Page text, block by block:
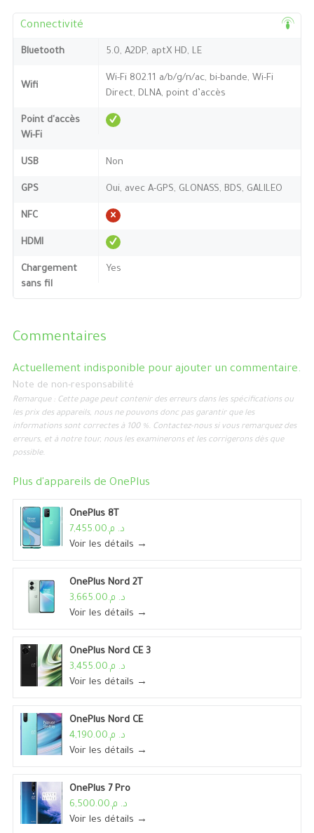
Connectivité
Bluetooth 5.0, A2DP, aptX HD, LE
Wifi
Wi-Fi 802.11 a/b/g/n/ac, bi-bande, Wi-Fi
Direct, DLNA, point d’accès
Point d'accès
Wi-Fi
USB Non
GPS Oui, avec A-GPS, GLONASS, BDS, GALILEO
NFC
HDMI
Chargement
sans fil
Yes
Commentaires
Actuellement indisponible pour ajouter un commentaire.
Note de non-responsabilité
Remarque : Cette page peut contenir des erreurs dans les spécifications ou
les prix des appareils, nous ne pouvons donc pas garantir que les
informations sont correctes à 100 %. Contactez-nous si vous remarquez des
erreurs, et à notre tour, nous les examinerons et les corrigerons dès que
possible.
Plus d'appareils de OnePlus
OnePlus 8T
د. م.7,455.00
Voir les détails →
OnePlus Nord 2T
د. م.3,665.00
Voir les détails →
OnePlus Nord CE 3
د. م.3,455.00
Voir les détails →
OnePlus Nord CE
د. م.4,190.00
Voir les détails →
OnePlus 7 Pro
د. م.6,500.00
Voir les détails →